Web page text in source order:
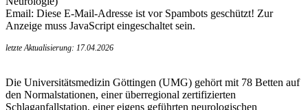
Email: Diese E-Mail-Adresse ist vor Spambots geschützt! Zur
Anzeige muss JavaScript eingeschaltet sein.
letzte Aktualisierung: 17.04.2026
Die Universitätsmedizin Göttingen (UMG) gehört mit 78 Betten auf
den Normalstationen, einer überregional zertifizierten
Schlaganfallstation, einer eigens geführten neurologischen